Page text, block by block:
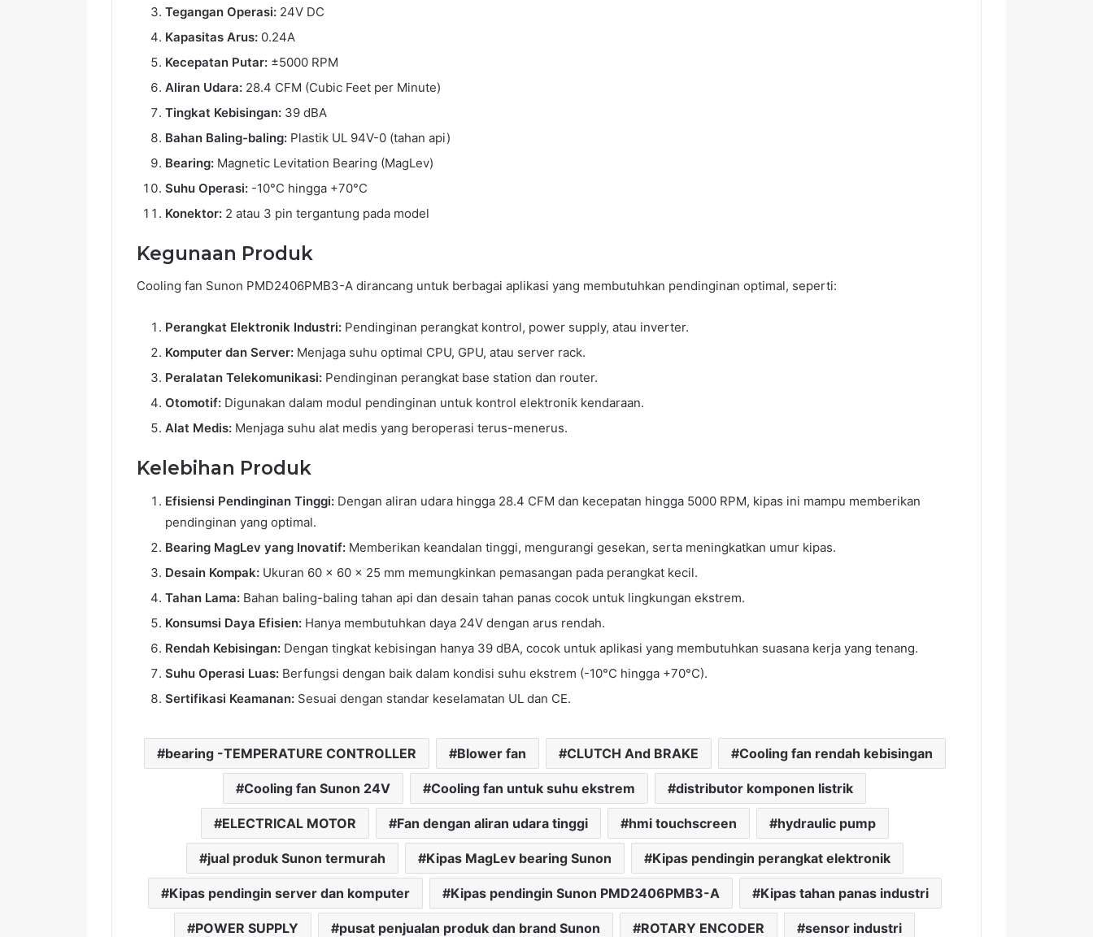
Tegangan Operasi: 24V DC
Kapasitas Arus: 0.24A
Kecepatan Putar: ±5000 RPM
Aliran Udara: 28.4 CFM (Cubic Feet per Minute)
Tingkat Kebisingan: 39 dBA
Bahan Baling-baling: Plastik UL 94V-0 (tahan api)
Bearing: Magnetic Levitation Bearing (MagLev)
Suhu Operasi: -10°C hingga +70°C
Konektor: 2 atau 3 pin tergantung pada model
Kegunaan Produk
Cooling fan Sunon PMD2406PMB3-A dirancang untuk berbagai aplikasi yang membutuhkan pendinginan optimal, seperti:
Perangkat Elektronik Industri: Pendinginan perangkat kontrol, power supply, atau inverter.
Komputer dan Server: Menjaga suhu optimal CPU, GPU, atau server rack.
Peralatan Telekomunikasi: Pendinginan perangkat base station dan router.
Otomotif: Digunakan dalam modul pendinginan untuk kontrol elektronik kendaraan.
Alat Medis: Menjaga suhu alat medis yang beroperasi terus-menerus.
Kelebihan Produk
Efisiensi Pendinginan Tinggi: Dengan aliran udara hingga 28.4 CFM dan kecepatan hingga 5000 RPM, kipas ini mampu memberikan
pendinginan yang optimal.
Bearing MagLev yang Inovatif: Memberikan keandalan tinggi, mengurangi gesekan, serta meningkatkan umur kipas.
Desain Kompak: Ukuran 60 x 60 x 25 mm memungkinkan pemasangan pada perangkat kecil.
Tahan Lama: Bahan baling-baling tahan api dan desain tahan panas cocok untuk lingkungan ekstrem.
Konsumsi Daya Efisien: Hanya membutuhkan daya 24V dengan arus rendah.
Rendah Kebisingan: Dengan tingkat kebisingan hanya 39 dBA, cocok untuk aplikasi yang membutuhkan suasana kerja yang tenang.
Suhu Operasi Luas: Berfungsi dengan baik dalam kondisi suhu ekstrem (-10°C hingga +70°C).
Sertifikasi Keamanan: Sesuai dengan standar keselamatan UL dan CE.
bearing -TEMPERATURE CONTROLLER Blower fan CLUTCH And BRAKE Cooling fan rendah kebisingan
Cooling fan Sunon 24V Cooling fan untuk suhu ekstrem distributor komponen listrik
ELECTRICAL MOTOR Fan dengan aliran udara tinggi hmi touchscreen hydraulic pump
jual produk Sunon termurah Kipas MagLev bearing Sunon Kipas pendingin perangkat elektronik
Kipas pendingin server dan komputer Kipas pendingin Sunon PMD2406PMB3-A Kipas tahan panas industri
POWER SUPPLY pusat penjualan produk dan brand Sunon ROTARY ENCODER sensor industri